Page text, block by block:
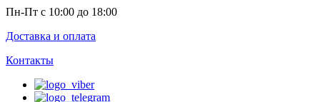
Пн-Пт с 10:00 до 18:00
Доставка и оплата
Контакты